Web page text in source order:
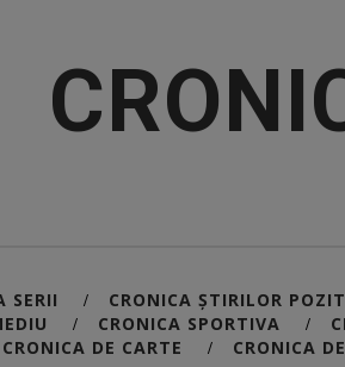
SERII / CRONICA ȘTIRILOR
/ CRONICA SPORTIVA /
CRONICA DE CARTE / CRONICA